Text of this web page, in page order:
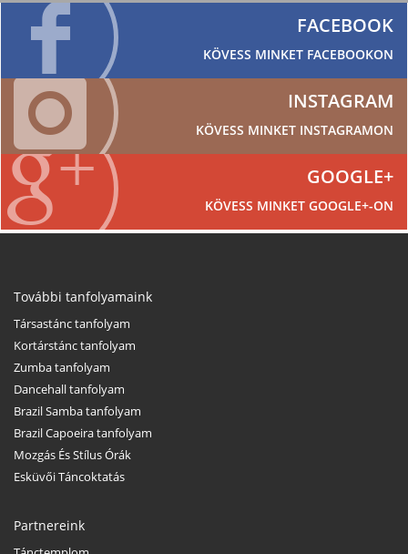
FACEBOOK
KÖVESS MINKET FACEBOOKON
INSTAGRAM
KÖVESS MINKET INSTAGRAMON
GOOGLE+
KÖVESS MINKET GOOGLE+-ON
További tanfolyamaink
Társastánc tanfolyam
Kortárstánc tanfolyam
Zumba tanfolyam
Dancehall tanfolyam
Brazil Samba tanfolyam
Brazil Capoeira tanfolyam
Mozgás És Stílus Órák
Esküvői Táncoktatás
Partnereink